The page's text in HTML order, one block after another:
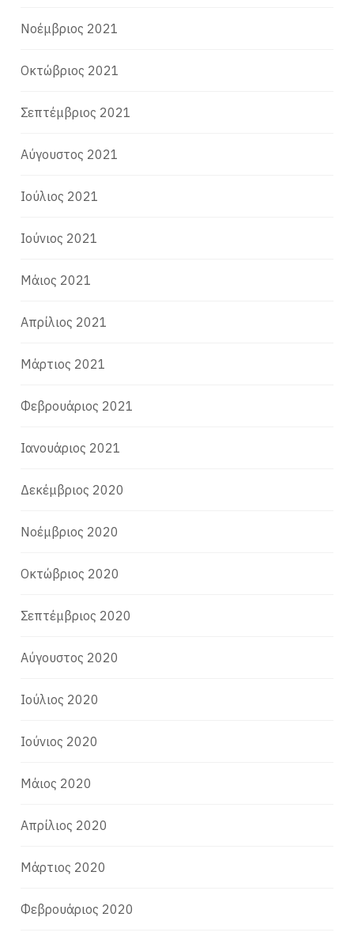
Νοέμβριος 2021
Οκτώβριος 2021
Σεπτέμβριος 2021
Αύγουστος 2021
Ιούλιος 2021
Ιούνιος 2021
Μάιος 2021
Απρίλιος 2021
Μάρτιος 2021
Φεβρουάριος 2021
Ιανουάριος 2021
Δεκέμβριος 2020
Νοέμβριος 2020
Οκτώβριος 2020
Σεπτέμβριος 2020
Αύγουστος 2020
Ιούλιος 2020
Ιούνιος 2020
Μάιος 2020
Απρίλιος 2020
Μάρτιος 2020
Φεβρουάριος 2020